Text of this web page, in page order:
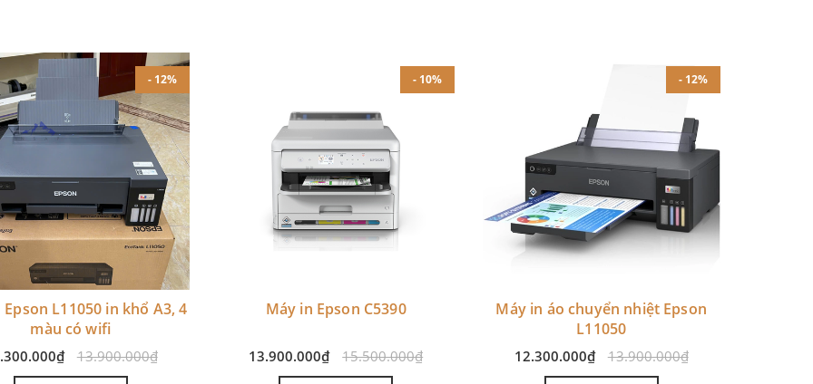
- 12%
L11050 in khổ A3, 4
màu có wifi
13.900.000₫
- 10%
Máy in Epson C5390
13.900.000₫ 15.500.000₫
- 12%
Máy in áo chuyển nhiệt Epson
L11050
12.300.000₫ 13.900.000₫